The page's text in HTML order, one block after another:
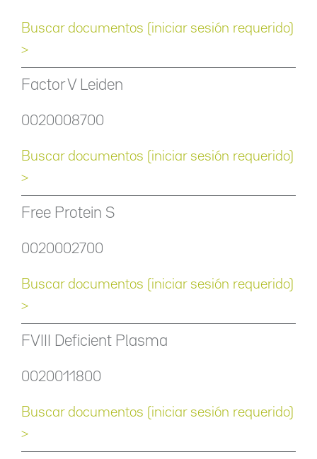
Buscar documentos (iniciar sesión requerido)
>
Factor V Leiden
0020008700
Buscar documentos (iniciar sesión requerido)
>
Free Protein S
0020002700
Buscar documentos (iniciar sesión requerido)
>
FVIII Deficient Plasma
0020011800
Buscar documentos (iniciar sesión requerido)
>